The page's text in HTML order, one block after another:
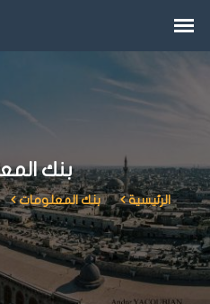
بنك
الرئيسية بنك المعلومات